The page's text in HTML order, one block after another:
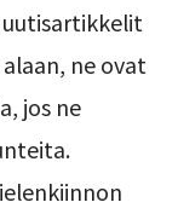
uutisartikkelit
ne ovat
jos ne